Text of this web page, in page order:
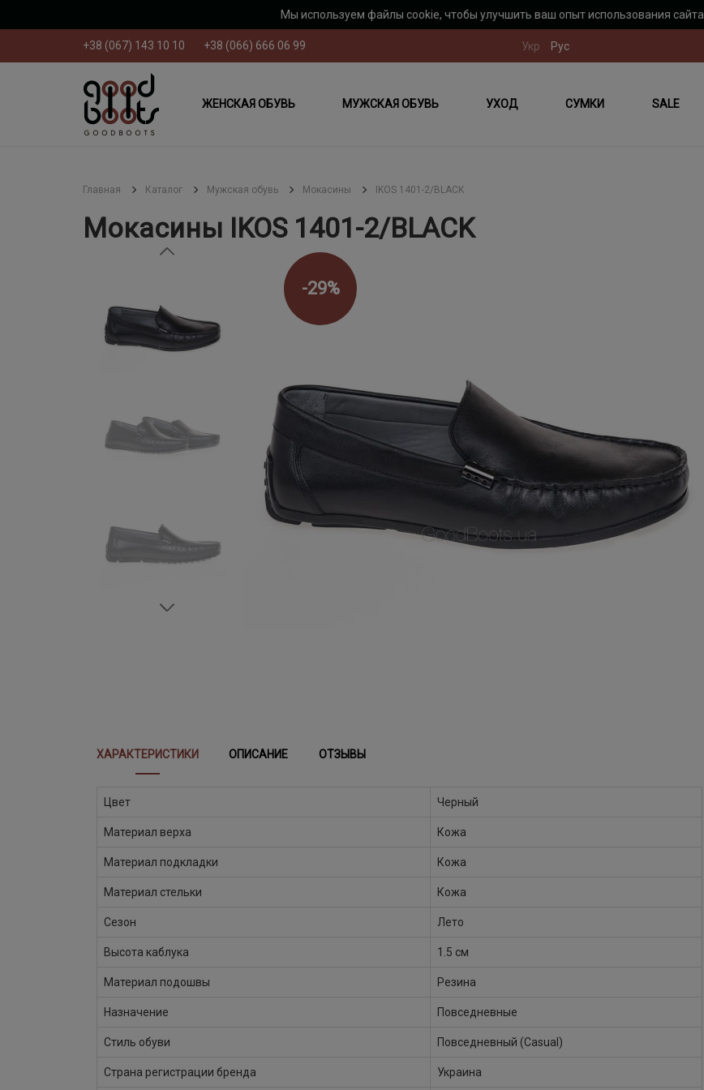
Мы используем файлы cookie, чтобы улучшить ваш опыт использования сайта.
+38 (067) 143 10 10 +38 (066) 666 06 99 Укр Рус
ЖЕНСКАЯ ОБУВЬ МУЖСКАЯ ОБУВЬ УХОД СУМКИ SALE
Главная Каталог Мужская обувь Мокасины IKOS 1401-2/BLACK
Мокасины IKOS 1401-2/BLACK
-29%
ХАРАКТЕРИСТИКИ ОПИСАНИЕ ОТЗЫВЫ
Цвет Черный
Материал верха Кожа
Материал подкладки Кожа
Материал стельки Кожа
Сезон Лето
Высота каблука 1.5 см
Материал подошвы Резина
Назначение Повседневные
Стиль обуви Повседневный (Casual)
Страна регистрации бренда Украина